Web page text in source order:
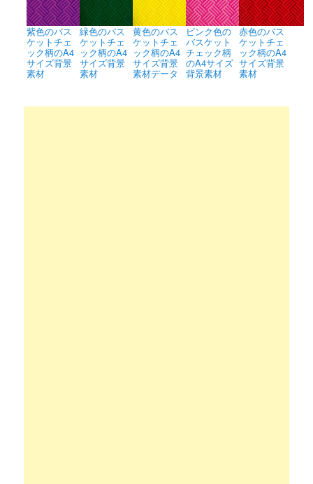
紫色のバス
ケットチェ
ック柄のA4
サイズ背景
素材
緑色のバス
ケットチェ
ック柄のA4
サイズ背景
素材
黄色のバス
ケットチェ
ック柄のA4
サイズ背景
素材データ
ピンク色の
バスケット
チェック柄
のA4サイズ
背景素材
赤色のバス
ケットチェ
ック柄のA4
サイズ背景
素材